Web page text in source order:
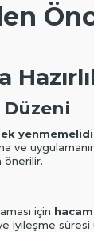
ve
önerilir.
için
iyileşme süresi